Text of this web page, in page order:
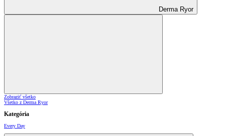
Derma Ryor
Zobraziť všetko
Všetko z Derma Ryor
Kategória
Every Day